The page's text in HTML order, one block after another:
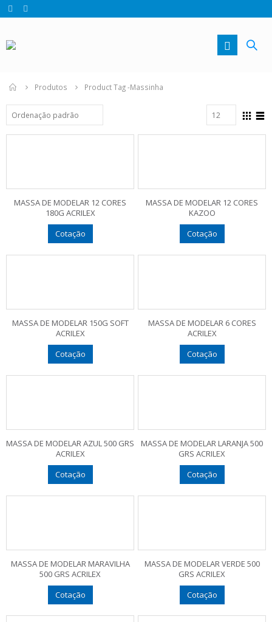
Produtos Product Tag -Massinha
MASSA DE MODELAR 12 CORES
180G ACRILEX
Cotação
MASSA DE MODELAR 12 CORES
KAZOO
Cotação
MASSA DE MODELAR 150G SOFT
ACRILEX
Cotação
MASSA DE MODELAR 6 CORES
ACRILEX
Cotação
MASSA DE MODELAR AZUL 500 GRS
ACRILEX
Cotação
MASSA DE MODELAR LARANJA 500
GRS ACRILEX
Cotação
MASSA DE MODELAR MARAVILHA
500 GRS ACRILEX
Cotação
MASSA DE MODELAR VERDE 500
GRS ACRILEX
Cotação